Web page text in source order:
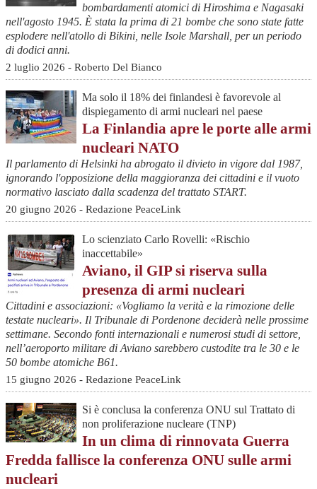
bombardamenti atomici di Hiroshima e Nagasaki
nell'agosto 1945. È stata la prima di 21 bombe che sono state fatte
esplodere nell'atollo di Bikini, nelle Isole Marshall, per un periodo
di dodici anni.
2 luglio 2026 - Roberto Del Bianco
Ma solo il 18% dei finlandesi è favorevole al
dispiegamento di armi nucleari nel paese
La Finlandia apre le porte alle armi
nucleari NATO
Il parlamento di Helsinki ha abrogato il divieto in vigore dal 1987,
ignorando l'opposizione della maggioranza dei cittadini e il vuoto
normativo lasciato dalla scadenza del trattato START.
20 giugno 2026 - Redazione PeaceLink
Lo scienziato Carlo Rovelli: «Rischio
inaccettabile»
Aviano, il GIP si riserva sulla
presenza di armi nucleari
Cittadini e associazioni: «Vogliamo la verità e la rimozione delle
testate nucleari». Il Tribunale di Pordenone deciderà nelle prossime
settimane. Secondo fonti internazionali e numerosi studi di settore,
nell’aeroporto militare di Aviano sarebbero custodite tra le 30 e le
50 bombe atomiche B61.
15 giugno 2026 - Redazione PeaceLink
Si è conclusa la conferenza ONU sul Trattato di
non proliferazione nucleare (TNP)
In un clima di rinnovata Guerra
Fredda fallisce la conferenza ONU sulle armi
nucleari